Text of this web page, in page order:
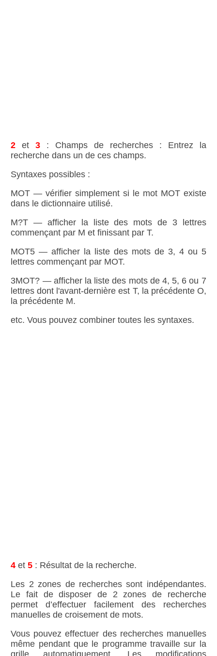
2 et3 : Champs de recherches : Entrez la
recherche dans un de ces champs.
Syntaxes possibles :
MOT — vérifier simplement si le mot MOT existe
dans le dictionnaire utilisé.
M?T — afficher la liste des mots de 3 lettres
commençant par M et finissant par T.
MOT5 — afficher la liste des mots de 3, 4 ou 5
lettres commençant par MOT.
3MOT? — afficher la liste des mots de 4, 5, 6 ou 7
lettres dont l'avant‑dernière est T, la précédente O,
la précédente M.
etc. Vous pouvez combiner toutes les syntaxes.
4 et5 : Résultat de la recherche.
Les 2 zones de recherches sont indépendantes.
Le fait de disposer de 2 zones de recherche
permet d’effectuer facilement des recherches
manuelles de croisement de mots.
Vous pouvez effectuer des recherches manuelles
même pendant que le programme travaille sur la
grille automatiquement. Les modifications